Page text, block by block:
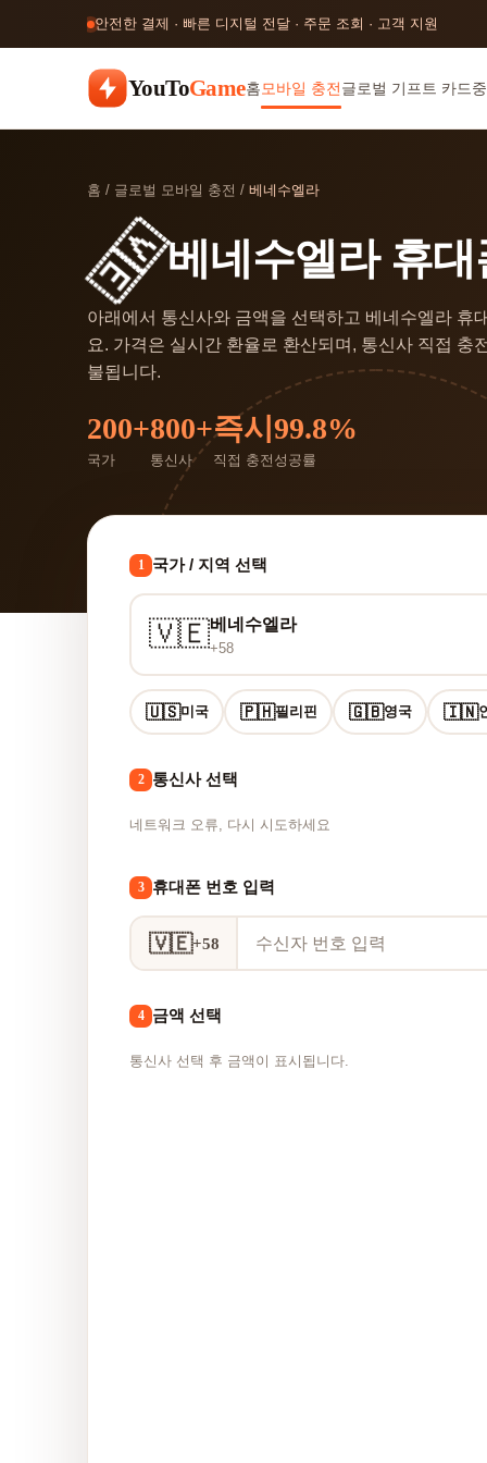
안전한 결제 · 빠른 디지털 전달 · 주문 조회 · 고객 지원
YouToGame홈모바일 충전글로벌 기프트 카드
홈 / 글로벌 모바일 충전 / 베네수엘라
🇻🇪베네수엘라 휴대
아래에서 통신사와 금액을 선택하고 베네수엘라 휴
요. 가격은 실시간 환율로 환산되며, 통신사 직접 충
불됩니다.
200+
국가
800+
통신사
즉시
직접 충전
99.8%
성공률
1 국가 / 지역 선택
🇻🇪베네수엘라
+58
🇺🇸미국 🇵🇭필리핀 🇬🇧영국 🇮🇳
2 통신사 선택
네트워크 오류, 다시 시도하세요
3 휴대폰 번호 입력
🇻🇪+58
4 금액 선택
통신사 선택 후 금액이 표시됩니다.